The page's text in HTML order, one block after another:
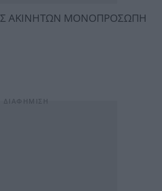
ΑΚΙΝΗΤΩΝ ΜΟΝΟΠΡΟΣΩΠΗ